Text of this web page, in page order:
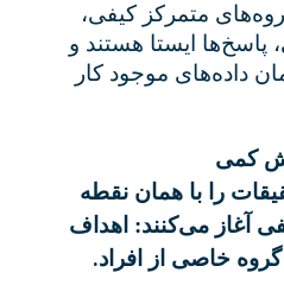
متمرکز کیفی،
پاسخ‌ها ایستا هستند و
داده‌های موجود کار
کمی
را با همان نقطه
آغاز می‌کنند: اهداف
خاصی از افراد.